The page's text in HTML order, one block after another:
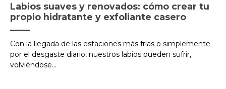
Labios suaves y renovados: cómo crear tu
propio hidratante y exfoliante casero
Con la llegada de las estaciones más frías o simplemente
por el desgaste diario, nuestros labios pueden sufrir,
volviéndose...